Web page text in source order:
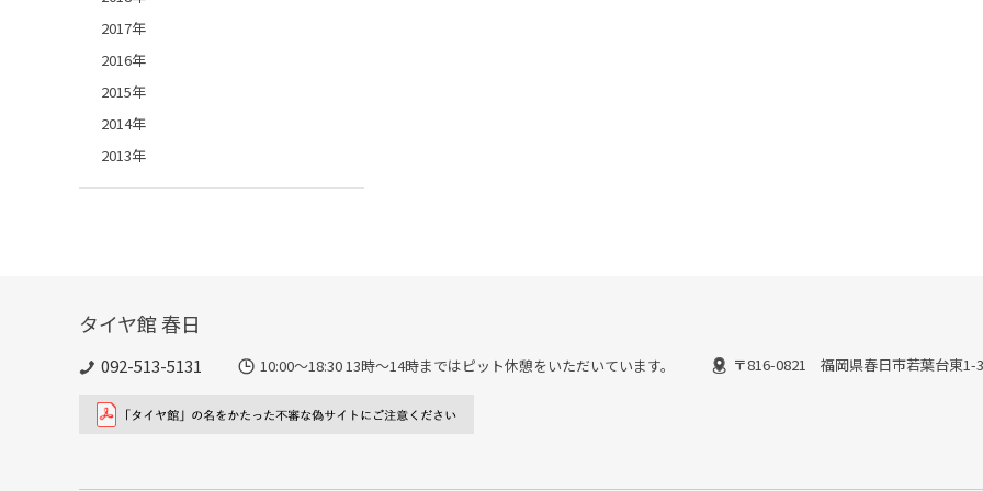
2017年
2016年
2015年
2014年
2013年
タイヤ館 春日
092-513-5131 10:00～18:30 13時〜14時まではピット休憩をいただいています。 〒816-0821 福岡県春日市若葉台東1-3